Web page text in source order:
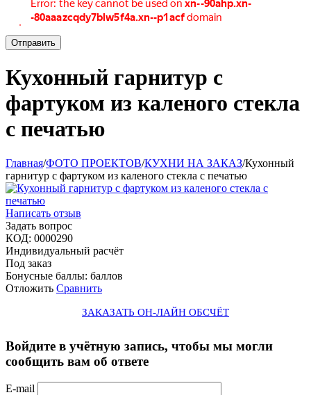
Отправить
Кухонный гарнитур с
фартуком из каленого стекла
с печатью
Главная/ФОТО ПРОЕКТОВ/КУХНИ НА ЗАКАЗ/Кухонный
гарнитур с фартуком из каленого стекла с печатью
Написать отзыв
Задать вопрос
КОД: 0000290
Индивидуальный расчёт
Под заказ
Бонусные баллы: баллов
Отложить Сравнить
ЗАКАЗАТЬ ОН-ЛАЙН ОБСЧЁТ
Войдите в учётную запись, чтобы мы могли
сообщить вам об ответе
E-mail